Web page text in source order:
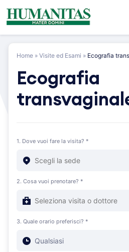
Skip
to
Home » Visite ed Esami » Ecografia
Ecografia
1. Dove vuoi fare la visita? *
2. Cosa vuoi prenotare? *
3. Quale orario preferisci? *